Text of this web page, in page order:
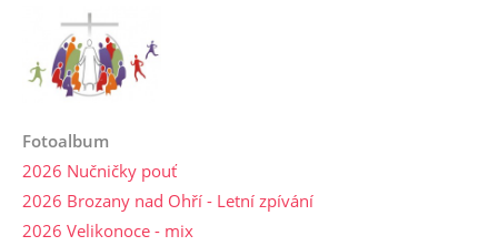
Fotoalbum
2026 Nučničky pouť
2026 Brozany nad Ohří - Letní zpívání
2026 Velikonoce - mix